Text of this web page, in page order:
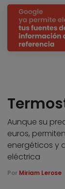
Aunque su
euros,
energéticos y
eléctrica
Por Miriam Lerose